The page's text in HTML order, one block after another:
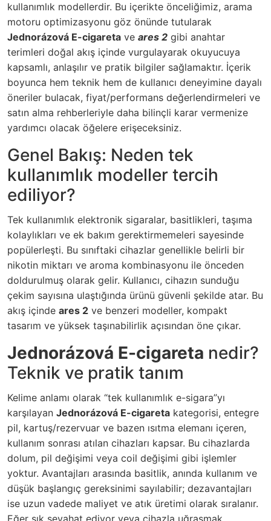
kullanımlık modellerdir. Bu içerikte önceliğimiz, arama
motoru optimizasyonu göz önünde tutularak
Jednorázová E-cigareta ve ares 2 gibi anahtar
terimleri doğal akış içinde vurgulayarak okuyucuya
kapsamlı, anlaşılır ve pratik bilgiler sağlamaktır. İçerik
boyunca hem teknik hem de kullanıcı deneyimine dayalı
öneriler bulacak, fiyat/performans değerlendirmeleri ve
satın alma rehberleriyle daha bilinçli karar vermenize
yardımcı olacak öğelere erişeceksiniz.
Genel Bakış: Neden tek
kullanımlık modeller tercih
ediliyor?
Tek kullanımlık elektronik sigaralar, basitlikleri, taşıma
kolaylıkları ve ek bakım gerektirmemeleri sayesinde
popülerleşti. Bu sınıftaki cihazlar genellikle belirli bir
nikotin miktarı ve aroma kombinasyonu ile önceden
doldurulmuş olarak gelir. Kullanıcı, cihazın sunduğu
çekim sayısına ulaştığında ürünü güvenli şekilde atar. Bu
akış içinde ares 2 ve benzeri modeller, kompakt
tasarım ve yüksek taşınabilirlik açısından öne çıkar.
Jednorázová E-cigareta nedir?
Teknik ve pratik tanım
Kelime anlamı olarak “tek kullanımlık e-sigara”yı
karşılayan Jednorázová E-cigareta kategorisi, entegre
pil, kartuş/rezervuar ve bazen ısıtma elemanı içeren,
kullanım sonrası atılan cihazları kapsar. Bu cihazlarda
dolum, pil değişimi veya coil değişimi gibi işlemler
yoktur. Avantajları arasında basitlik, anında kullanım ve
düşük başlangıç gereksinimi sayılabilir; dezavantajları
ise uzun vadede maliyet ve atık üretimi olarak sıralanır.
Eğer sık seyahat ediyor veya cihazla uğraşmak